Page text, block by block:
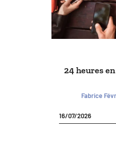
24 heures
Fabrice
16/07/2026